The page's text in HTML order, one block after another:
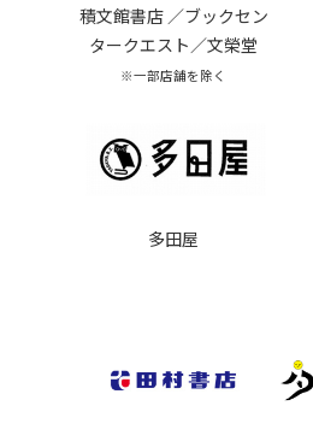
積文館書店 ／ブックセン
タークエスト／文榮堂
※一部店舗を除く
多田屋